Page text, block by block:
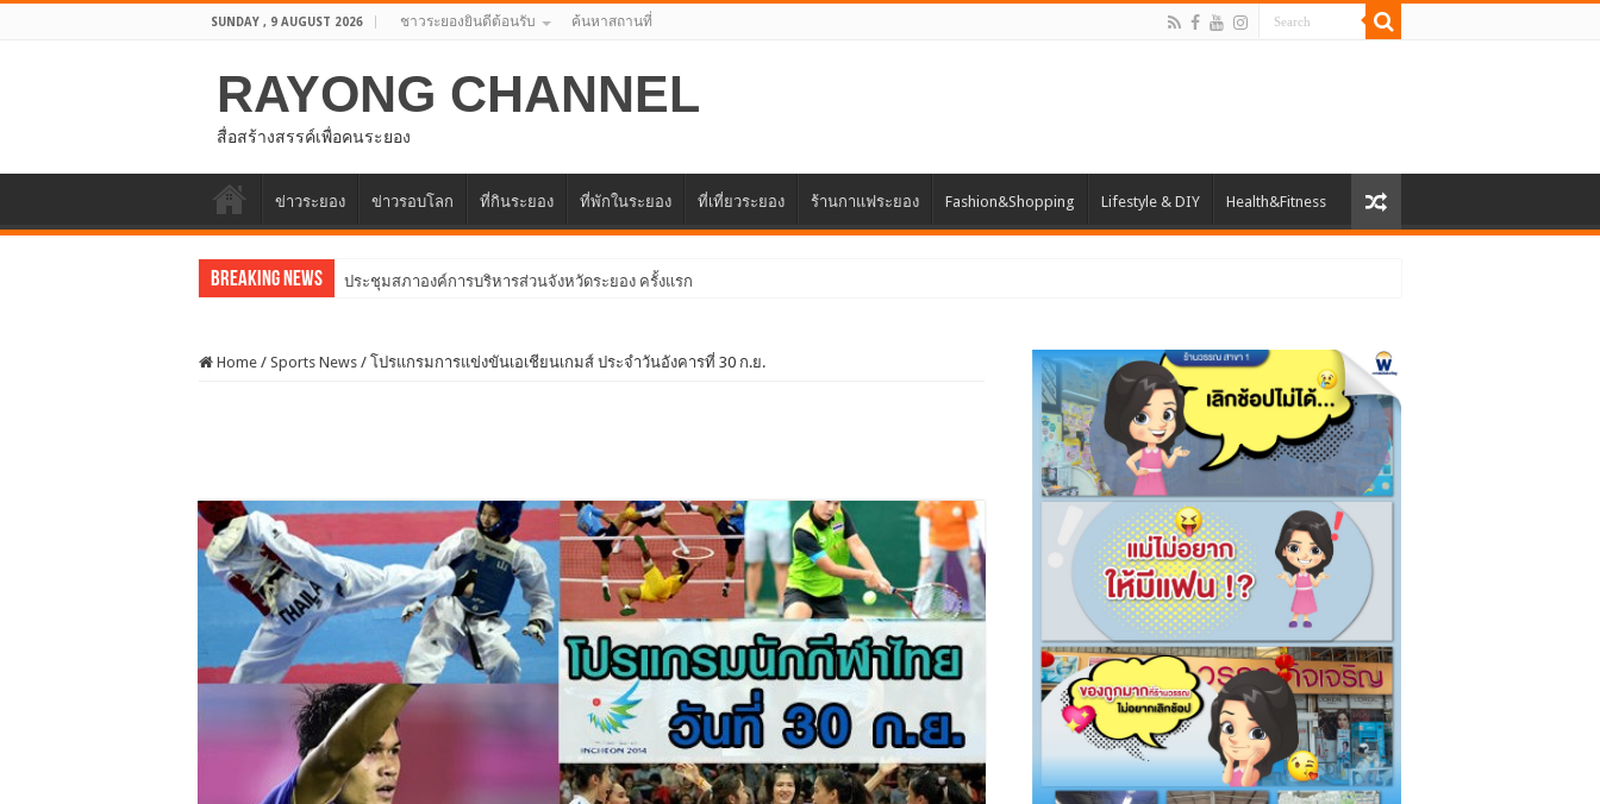
SUNDAY , 9 AUGUST 2026 ชาวระยองยินดีต้อนรับ ค้นหาสถานที่
RAYONG CHANNEL
สื่อสร้างสรรค์เพื่อคนระยอง
ข่าวระยอง ข่าวรอบโลก ที่กินระยอง ที่พักในระยอง ที่เที่ยวระยอง ร้านกาแฟระยอง Fashion&Shopping Lifestyle & DIY Health&Fitness
Breaking News อบจ.ระยองต้อนรับคณะ
Home / Sports News / โปรแกรมการแข่งขันเอเชียนเกมส์ ประจำวันอังคารที่ 30 ก.ย.